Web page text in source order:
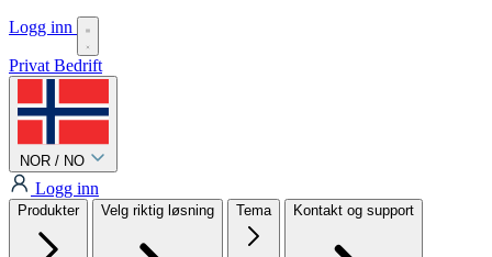
Logg inn
Privat Bedrift
NOR / NO
Logg inn
Produkter Velg riktig løsning Tema Kontakt og support